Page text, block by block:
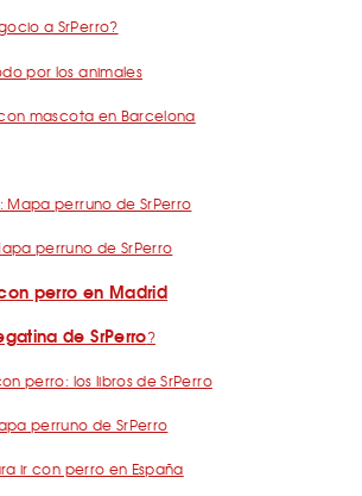
a SrPerro?
por los animales
mascota en Barcelona
perruno de SrPerro
perruno de SrPerro
perro en Madrid
de SrPerro?
perro: los libros de SrPerro
perruno de SrPerro
ir con perro en España